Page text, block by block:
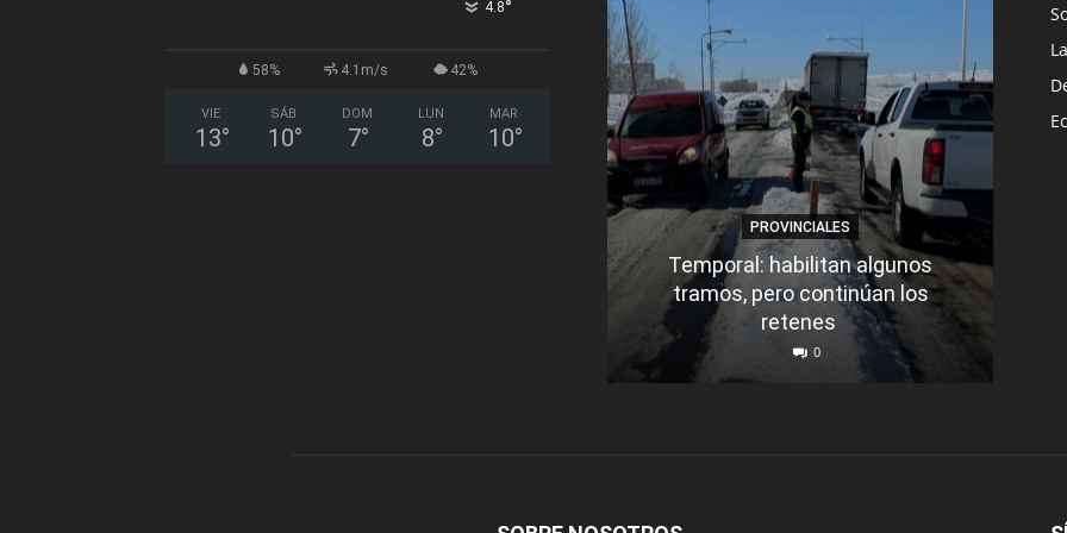
4.8°
58% 4.1m/s 42%
VIE
13°
SÁB
10°
DOM
7°
LUN
8°
MAR
10°
PROVINCIALES
Temporal: habilitan algunos
tramos, pero continúan los
retenes
0